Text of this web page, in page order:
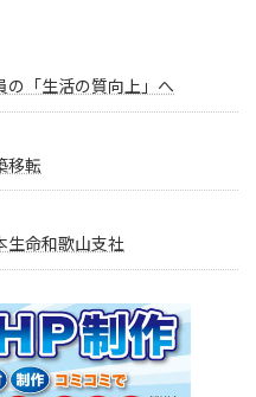
「生活の質向上」へ
移転
命和歌山支社